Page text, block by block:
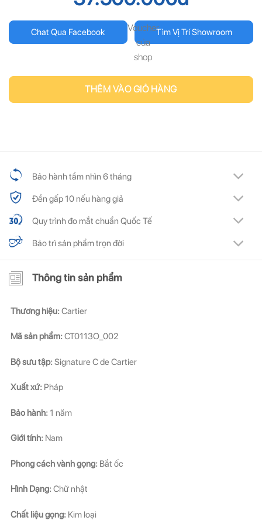
Chat Qua Facebook Tìm Vị Trí Showroom
Voucher
của
shop
THÊM VÀO GIỎ HÀNG
Bảo hành tầm nhìn 6 tháng
Đền gấp 10 nếu hàng giả
Quy trình đo mắt chuẩn Quốc Tế
Bảo trì sản phẩm trọn đời
Thông tin sản phẩm
Thương hiệu:Cartier
Mã sản phẩm:CT0113O_002
Bộ sưu tập:Signature C de Cartier
Xuất xứ: Pháp
Bảo hành:1 năm
Giới tính: Nam
Phong cách vành gọng: Bắt ốc
Hình Dạng:Chữ nhật
Chất liệu gọng: Kim loại